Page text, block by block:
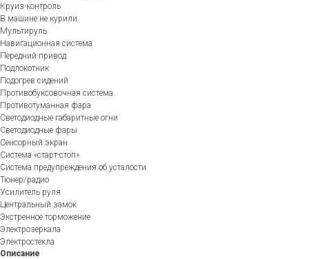
Круиз-контроль
В машине не курили
Мультируль
Навигационная система
Передний привод
Подлокотник
Подогрев сидений
Противобуксовочная система
Противотуманная фара
Светодиодные габаритные огни
Светодиодные фары
Сенсорный экран
Система «старт-стоп»
Система предупреждения об усталости
Тюнер/радио
Усилитель руля
Центральный замок
Экстренное торможение
Электрозеркала
Электростекла
Описание